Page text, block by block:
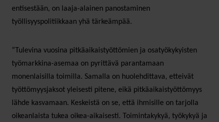
entisestään, on laaja-alainen panostaminen
työllisyyspolitiikkaan yhä tärkeämpää.
”Tulevina vuosina pitkäaikaistyöttömien ja osatyökykyisten
työmarkkina-asemaa on pyrittävä parantamaan
monenlaisilla toimilla. Samalla on huolehdittava, etteivät
työttömyysjaksot yleisesti pitene, eikä pitkäaikaistyöttömyys
lähde kasvamaan. Keskeistä on se, että ihmisille on tarjolla
oikeanlaista tukea oikea-aikaisesti. Toimintakykyä, työkykyä ja